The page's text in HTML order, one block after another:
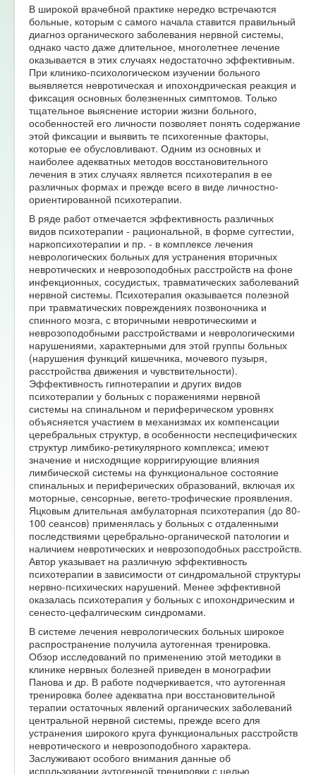
В широкой врачебной практике нередко встречаются
больные, которым с самого начала ставится правильный
диагноз органического заболевания нервной системы,
однако часто даже длительное, многолетнее лечение
оказывается в этих случаях недостаточно эффективным.
При клинико-психологическом изучении больного
выявляется невротическая и ипохондрическая реакция и
фиксация основных болезненных симптомов. Только
тщательное выяснение истории жизни больного,
особенностей его личности позволяет понять содержание
этой фиксации и выявить те психогенные факторы,
которые ее обусловливают. Одним из основных и
наиболее адекватных методов восстановительного
лечения в этих случаях является психотерапия в ее
различных формах и прежде всего в виде личностно-
ориентированной психотерапии.
В ряде работ отмечается эффективность различных
видов психотерапии - рациональной, в форме суггестии,
наркопсихотерапии и пр. - в комплексе лечения
неврологических больных для устранения вторичных
невротических и неврозоподобных расстройств на фоне
инфекционных, сосудистых, травматических заболеваний
нервной системы. Психотерапия оказывается полезной
при травматических повреждениях позвоночника и
спинного мозга, с вторичными невротическими и
неврозоподобными расстройствами и неврологическими
нарушениями, характерными для этой группы больных
(нарушения функций кишечника, мочевого пузыря,
расстройства движения и чувствительности).
Эффективность гипнотерапии и других видов
психотерапии у больных с поражениями нервной
системы на спинальном и периферическом уровнях
объясняется участием в механизмах их компенсации
церебральных структур, в особенности неспецифических
структур лимбико-ретикулярного комплекса; имеют
значение и нисходящие корригирующие влияния
лимбической системы на функциональное состояние
спинальных и периферических образований, включая их
моторные, сенсорные, вегето-трофические проявления.
Яцковым длительная амбулаторная психотерапия (до 80-
100 сеансов) применялась у больных с отдаленными
последствиями церебрально-органической патологии и
наличием невротических и неврозоподобных расстройств.
Автор указывает на различную эффективность
психотерапии в зависимости от синдромальной структуры
нервно-психических нарушений. Менее эффективной
оказалась психотерапия у больных с ипохондрическим и
сенесто-цефалгическим синдромами.
В системе лечения неврологических больных широкое
распространение получила аутогенная тренировка.
Обзор исследований по применению этой методики в
клинике нервных болезней приведен в монографии
Панова и др. В работе подчеркивается, что аутогенная
тренировка более адекватна при восстановительной
терапии остаточных явлений органических заболеваний
центральной нервной системы, прежде всего для
устранения широкого круга функциональных расстройств
невротического и неврозоподобного характера.
Заслуживают особого внимания данные об
использовании аутогенной тренировки с целью